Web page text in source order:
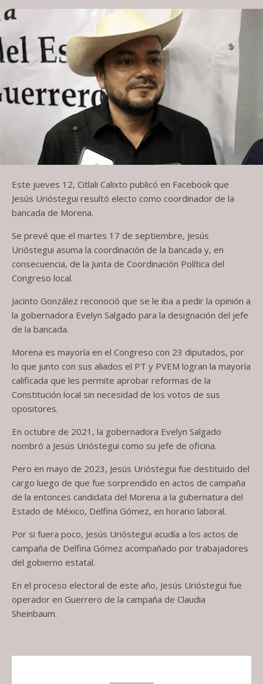
Este jueves 12, Citlali Calixto publicó en Facebook que
Jesús Urióstegui resultó electo como coordinador de la
bancada de Morena.
Se prevé que el martes 17 de septiembre, Jesús
Urióstegui asuma la coordinación de la bancada y, en
consecuencia, de la Junta de Coordinación Política del
Congreso local.
Jacinto González reconoció que se le iba a pedir la opinión a
la gobernadora Evelyn Salgado para la designación del jefe
de la bancada.
Morena es mayoría en el Congreso con 23 diputados, por
lo que junto con sus aliados el PT y PVEM logran la mayoría
calificada que les permite aprobar reformas de la
Constitución local sin necesidad de los votos de sus
opositores.
En octubre de 2021, la gobernadora Evelyn Salgado
nombró a Jesús Urióstegui como su jefe de oficina.
Pero en mayo de 2023, Jesús Urióstegui fue destituido del
cargo luego de que fue sorprendido en actos de campaña
de la entonces candidata del Morena a la gubernatura del
Estado de México, Delfina Gómez, en horario laboral.
Por si fuera poco, Jesús Urióstegui acudía a los actos de
campaña de Delfina Gómez acompañado por trabajadores
del gobierno estatal.
En el proceso electoral de este año, Jesús Urióstegui fue
operador en Guerrero de la campaña de Claudia
Sheinbaum.